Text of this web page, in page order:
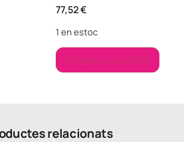
77,52€
1 en estoc
Afegeix a la cistella
relacionats